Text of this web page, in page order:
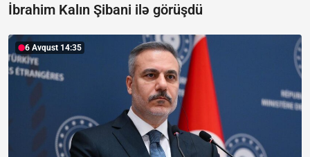
İbrahim Kalın Şibani ilə görüşdü
6 Avqust 14:35